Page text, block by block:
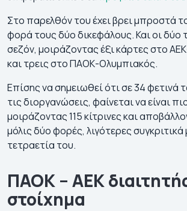
Στο παρελθόν του έχει βρει μπροστά
φορά τους δύο δικεφάλους. Και οι δύο
σεζόν, μοιράζοντας έξι κάρτες στο
και τρεις στο ΠΑΟΚ-Ολυμπιακός.
Επίσης να σημειωθεί ότι σε 34 φετινά
τις διοργανώσεις, φαίνεται να είναι
μοιράζοντας 115 κίτρινες και
μόλις δύο φορές, λιγότερες συγκριτικά
τετραετία του.
ΠΑΟΚ – ΑΕΚ
στοίχημα